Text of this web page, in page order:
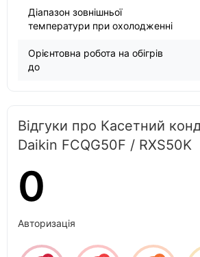
Діапазон зовнішньої
температури при охолодженні
Орієнтовна робота на обігрів
до
Відгуки про Касетний
Daikin FCQG50F / RXS50K
0
Авторизація